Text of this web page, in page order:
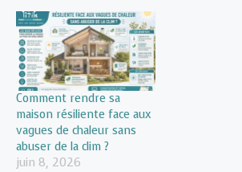
Comment rendre sa
maison résiliente face aux
vagues de chaleur sans
abuser de la clim ?
juin 8, 2026